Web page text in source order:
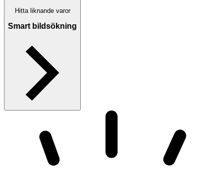
Hitta liknande varor
Smart bildsökning